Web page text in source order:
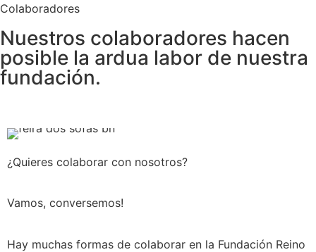
Colaboradores
Nuestros colaboradores hacen
posible la ardua labor de nuestra
fundación.
¿Quieres colaborar con nosotros?
Vamos, conversemos!
Hay muchas formas de colaborar en la Fundación Reino